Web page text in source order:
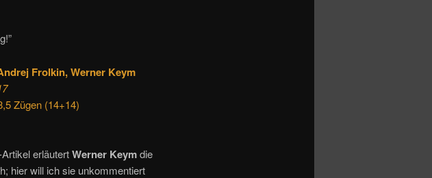
Frolkin, Werner Keym
Zügen (14+14)
erläutertWerner Keymdie
hier will ich sie unkommentiert